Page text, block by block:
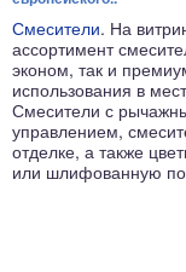
Смесители. На
ассортимент
эконом, так и
использования в
Смесители с
управлением,
отделке, а также
или шлифованную